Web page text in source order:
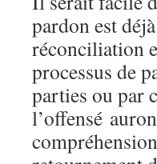
pardon est
réconciliation
processus de
parties ou par
l’offensé